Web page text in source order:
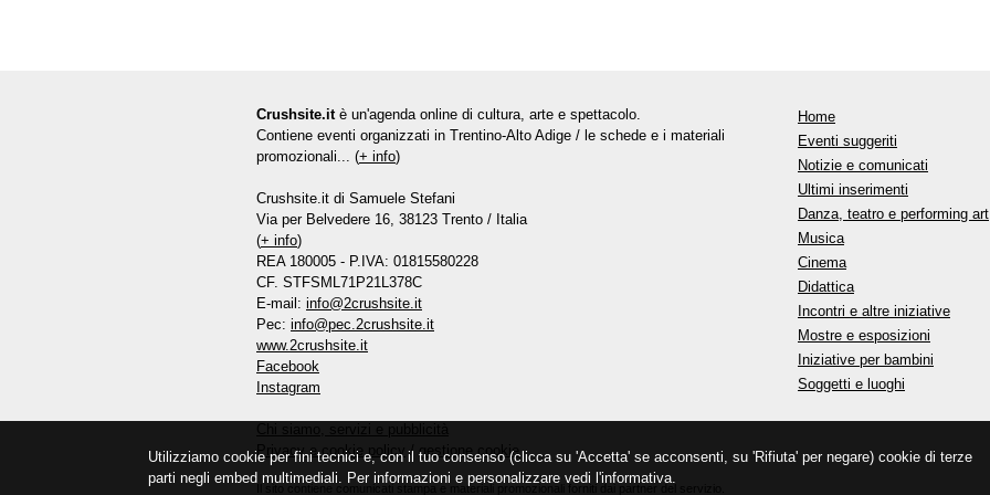
Crushsite.it è un'agenda online di cultura, arte e spettacolo.
Contiene eventi organizzati in Trentino-Alto Adige / le schede e i materiali
promozionali... (+ info)
Crushsite.it di Samuele Stefani
Via per Belvedere 16, 38123 Trento / Italia
(+ info)
REA 180005 - P.IVA: 01815580228
CF. STFSML71P21L378C
E-mail: info@2crushsite.it
Pec: info@pec.2crushsite.it
www.2crushsite.it
Facebook
Instagram
Privacy e cookie policy / gestione cookie
Il sito contiene comunicati stampa e materiali promozionali forniti dai partner del servizio.
Home
Eventi suggeriti
Notizie e comunicati
Ultimi inserimenti
Danza, teatro e performing art
Musica
Cinema
Didattica
Incontri e altre iniziative
Mostre e esposizioni
Iniziative per bambini
Soggetti e luoghi
Utilizziamo cookie per fini tecnici e, con il tuo consenso (clicca su 'Accetta' se acconsenti, su 'Rifiuta' per negare) cookie di terze
parti negli embed multimediali. Per informazioni e personalizzare vedi l'informativa.